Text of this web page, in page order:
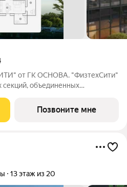
от ГК ОСНОВА. "ФизтехСити"
секций, объединенных
собственный
парковки, на первых
Позвоните мне
13 этаж из 20